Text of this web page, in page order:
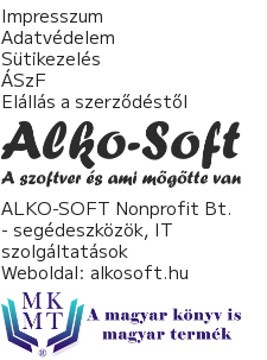
Impresszum
Adatvédelem
Sütikezelés
ÁSzF
Elállás a szerződéstől
ALKO-SOFT Nonprofit Bt.
- segédeszközök, IT
szolgáltatások
Weboldal: alkosoft.hu